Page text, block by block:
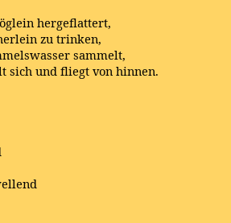
hergeflattert,
zu trinken,
sammelt,
sich und fliegt von hinnen.